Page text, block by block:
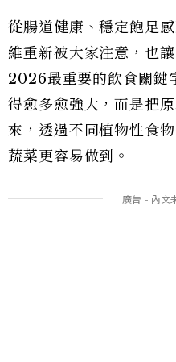
從腸道健康、穩定飽足
維重新被大家注意，
2026最重要的飲食關鍵
得愈多愈強大，而是把
來，透過不同植物性食
蔬菜更容易做到。